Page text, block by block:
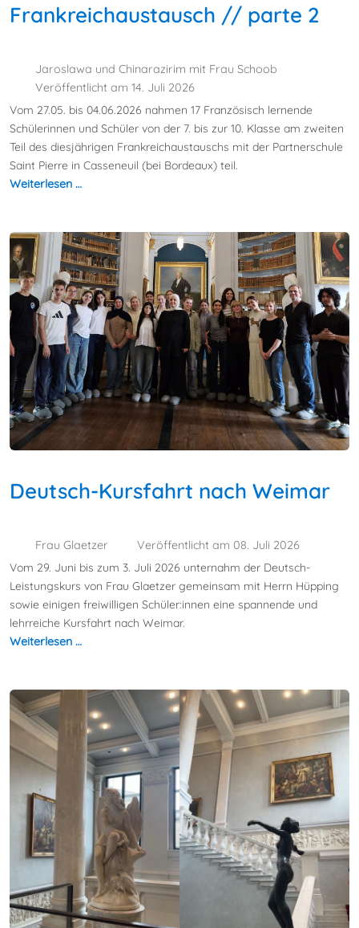
Frankreichaustausch // parte 2
Jaroslawa und Chinarazirim mit Frau Schoob
Veröffentlicht am 14. Juli 2026
Vom 27.05. bis 04.06.2026 nahmen 17 Französisch lernende
Schülerinnen und Schüler von der 7. bis zur 10. Klasse am zweiten
Teil des diesjährigen Frankreichaustauschs mit der Partnerschule
Saint Pierre in Casseneuil (bei Bordeaux) teil.
Weiterlesen …
Deutsch-Kursfahrt nach Weimar
Frau Glaetzer
Veröffentlicht am 08. Juli 2026
Vom 29. Juni bis zum 3. Juli 2026 unternahm der Deutsch-
Leistungskurs von Frau Glaetzer gemeinsam mit Herrn Hüpping
sowie einigen freiwilligen Schüler:innen eine spannende und
lehrreiche Kursfahrt nach Weimar.
Weiterlesen …